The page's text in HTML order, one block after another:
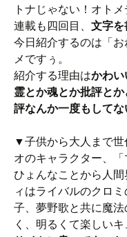
トナじゃない！オトメ
連載も四回目、 文字
今日紹介するのは「
メですぅ。
紹介する理由はかわい
霊とか魂とか批評と
評なんか一度もして
▼子供から大人まで世
オのキャラクター、
ひょんなことから人
ィはライバルのクロ
子、夢野歌と共に魔
く、明るくて楽しい